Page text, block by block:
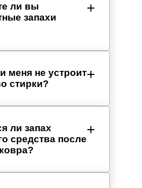
ли вы
запахи
меня не устроит
стирки?
ли запах
средства после